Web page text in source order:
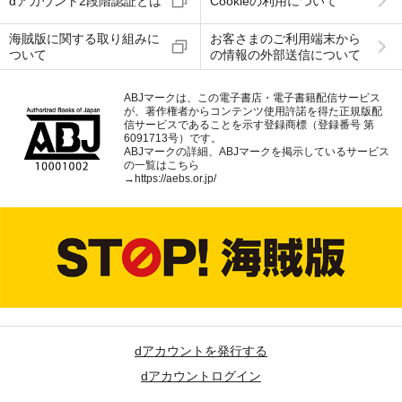
海賊版に関する取り組みに
ついて
お客さまのご利用端末から
の情報の外部送信について
ABJマークは、この電子書店・電子書籍配信サービス
が、著作権者からコンテンツ使用許諾を得た正規版配
信サービスであることを示す登録商標（登録番号 第
6091713号）です。
ABJマークの詳細、ABJマークを掲示しているサービス
の一覧はこちら
→ https://aebs.or.jp/
dアカウントを発行する
dアカウントログイン